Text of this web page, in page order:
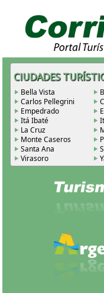
CIUDADES
Bella Vista
Carlos Pellegrini
Empedrado
Itá Ibaté
La Cruz
Monte Caseros
Santa Ana
Virasoro